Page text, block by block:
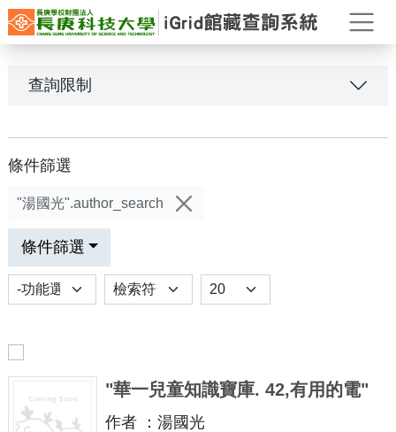
打
查詢限制
條件篩選
"湯國光".author_search
條件篩選
功能選項 排序 Results per page
"華一兒童知識寶庫. 42,有用的電"
作者 ：湯國光